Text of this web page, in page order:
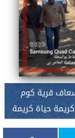
قرية كوم
حياة كريمة